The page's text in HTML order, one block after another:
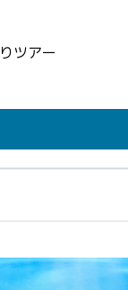
ツアー